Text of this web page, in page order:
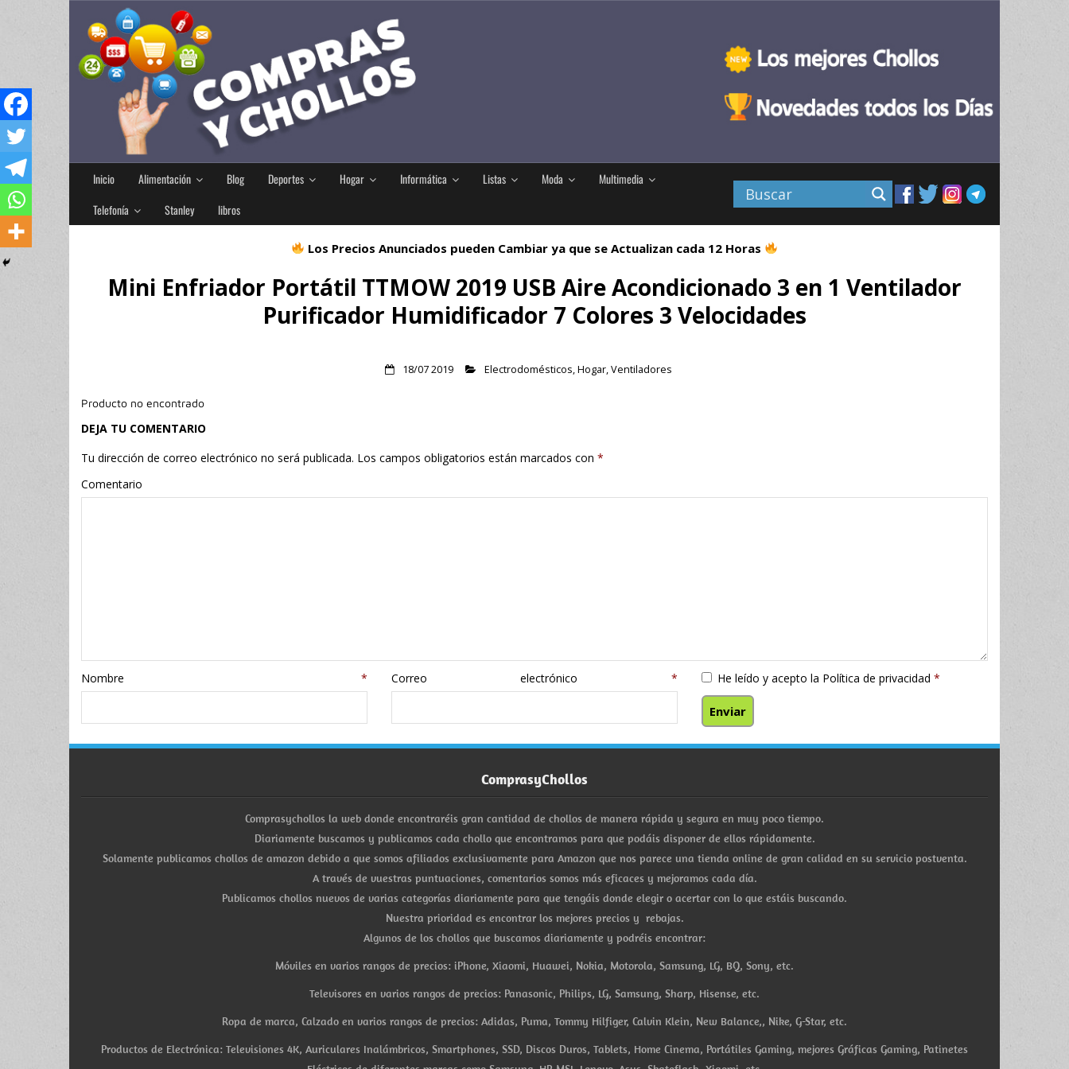
Inicio Alimentación Blog Deportes Hogar Informática Listas Moda
Multimedia
Telefonía
Stanley libros
Los Precios Anunciados pueden Cambiar ya que se Actualizan cada 12 Horas
Mini Enfriador Portátil TTMOW 2019 USB Aire Acondicionado 3 en 1 Ventilador
Purificador Humidificador 7 Colores 3 Velocidades
18/07 2019 Electrodomésticos,Hogar,Ventiladores
Producto no encontrado
DEJA TU COMENTARIO
Tu dirección de correo electrónico no será publicada. Los campos obligatorios están marcados con *
Comentario
Nombre* Correo electrónico* He leído y acepto la Política de privacidad *
ComprasyChollos
Comprasychollos la web donde encontraréis gran cantidad de chollos de manera rápida y segura en muy poco tiempo.
Diariamente buscamos y publicamos cada chollo que encontramos para que podáis disponer de ellos rápidamente.
Solamente publicamos chollos de amazon debido a que somos afiliados exclusivamente para Amazon que nos parece una tienda online de gran calidad en su servicio postventa.
A través de vuestras puntuaciones, comentarios somos más eficaces y mejoramos cada día.
Publicamos chollos nuevos de varias categorías diariamente para que tengáis donde elegir o acertar con lo que estáis buscando.
Nuestra prioridad es encontrar los mejores precios y rebajas.
Algunos de los chollos que buscamos diariamente y podréis encontrar:
Móviles en varios rangos de precios: iPhone, Xiaomi, Huawei, Nokia, Motorola, Samsung, LG, BQ, Sony, etc.
Televisores en varios rangos de precios: Panasonic, Philips, LG, Samsung, Sharp, Hisense, etc.
Ropa de marca, Calzado en varios rangos de precios: Adidas, Puma, Tommy Hilfiger, Calvin Klein, New Balance,, Nike, G-Star, etc.
Productos de Electrónica: Televisiones 4K, Auriculares Inalámbricos, Smartphones, SSD, Discos Duros, Tablets, Home Cinema, Portátiles Gaming, mejores Gráficas Gaming, Patinetes